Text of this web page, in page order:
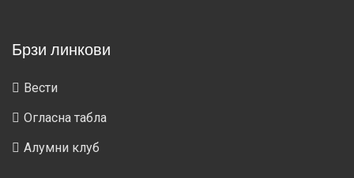
Брзи линкови
Вести
Огласна табла
Алумни клуб